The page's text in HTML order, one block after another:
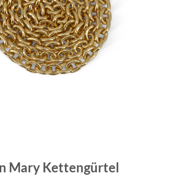
Mary Kettengürtel